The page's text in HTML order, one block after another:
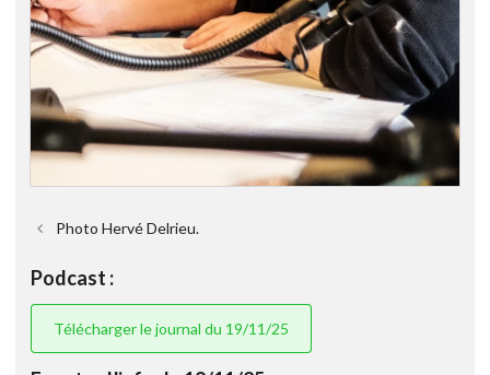
Photo Hervé Delrieu.
Podcast :
Télécharger le journal du 19/11/25